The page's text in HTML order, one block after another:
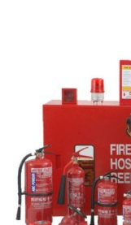
Dan
Fungsinya